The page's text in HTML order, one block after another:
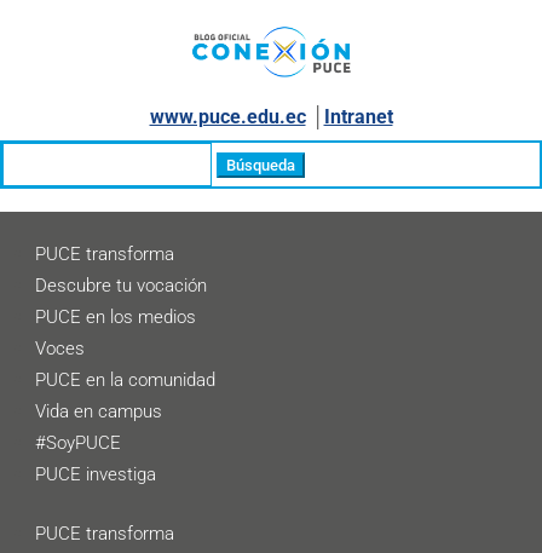
www.puce.edu.ec│ Intranet
PUCE transforma
Descubre tu vocación
PUCE en los medios
Voces
PUCE en la comunidad
Vida en campus
#SoyPUCE
PUCE investiga
PUCE transforma